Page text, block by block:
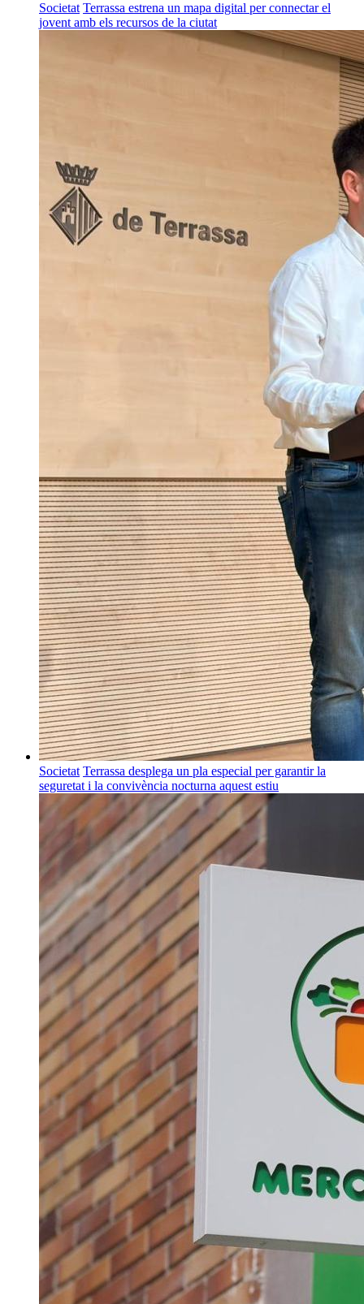
Societat Terrassa estrena un mapa digital per connectar el
jovent amb els recursos de la ciutat
Societat Terrassa desplega un pla especial per garantir la
seguretat i la convivència nocturna aquest estiu